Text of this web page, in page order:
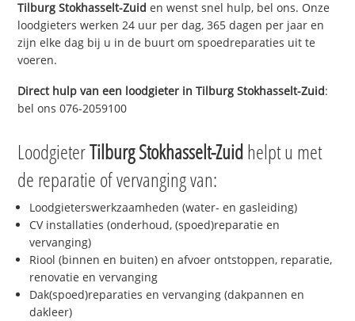
Tilburg Stokhasselt-Zuid en wenst snel hulp, bel ons. Onze
loodgieters werken 24 uur per dag, 365 dagen per jaar en
zijn elke dag bij u in de buurt om spoedreparaties uit te
voeren.
Direct hulp van een loodgieter inTilburg Stokhasselt-Zuid:
bel ons 076-2059100
LoodgieterTilburg Stokhasselt-Zuidhelpt u met
de reparatie of vervanging van:
Loodgieterswerkzaamheden (water- en gasleiding)
CV installaties (onderhoud, (spoed)reparatie en
vervanging)
Riool (binnen en buiten) en afvoer ontstoppen, reparatie,
renovatie en vervanging
Dak(spoed)reparaties en vervanging (dakpannen en
dakleer)